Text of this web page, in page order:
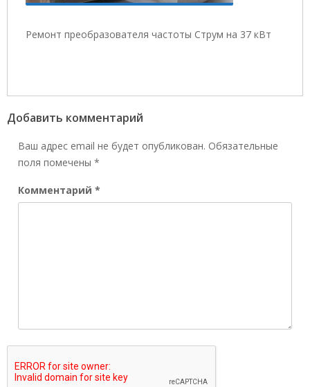
Ремонт преобразователя частоты Струм на 37 кВт
Добавить комментарий
Ваш адрес email не будет опубликован. Обязательные
поля помечены *
Комментарий *